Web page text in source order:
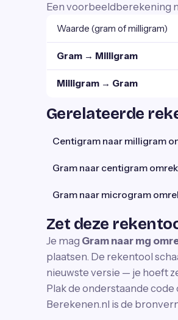
Een voorbeeldberekening
Waarde (gram of milligram)
Gram → Milligram
Milligram → Gram
Gerelateerde
Centigram naar milligram
Gram naar centigram
Gram naar microgram
Zet deze
Je mag Gram naar mg
plaatsen. De rekentool
nieuwste versie — je hoeft
Plak de onderstaande
Berekenen.nl is de